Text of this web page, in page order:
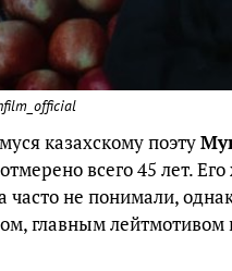
казахскому поэту
всего 45 лет.
часто не понимали,
главным лейтмотивом